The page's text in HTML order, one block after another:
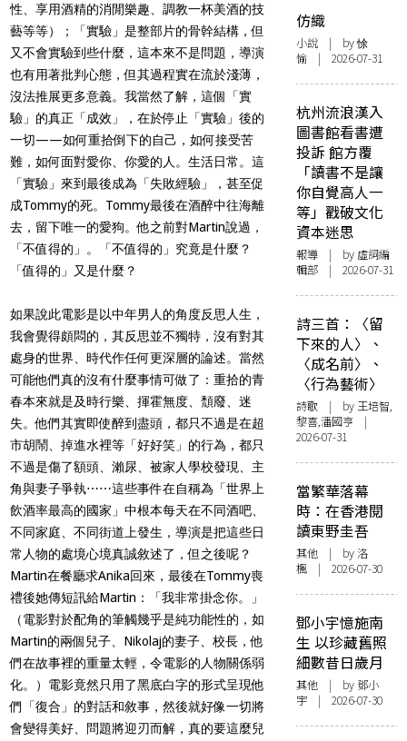
性、享用酒精的消閒樂趣、調教一杯美酒的技
藝等等）；「實驗」是整部片的骨幹結構，但
又不會實驗到些什麼，這本來不是問題，導演
也有用著批判心態，但其過程實在流於淺薄，
沒法推展更多意義。我當然了解，這個「實
驗」的真正「成效」，在於停止「實驗」後的
一切——如何重拾倒下的自己，如何接受苦
難，如何面對愛你、你愛的人。生活日常。這
「實驗」來到最後成為「失敗經驗」，甚至促
成Tommy的死。 Tommy最後在酒醉中往海離
去，留下唯一的愛狗。他之前對Martin說過，
「不值得的」。「不值得的」究竟是什麼？
「值得的」又是什麼？
如果說此電影是以中年男人的角度反思人生，
我會覺得頗悶的，其反思並不獨特，沒有對其
處身的世界、時代作任何更深層的論述。當然
可能他們真的沒有什麼事情可做了：重拾的青
春本來就是及時行樂、揮霍無度、頹廢、迷
失。他們其實即使醉到盡頭，都只不過是在超
市胡鬧、掉進水裡等「好好笑」的行為，都只
不過是傷了額頭、瀨尿、被家人學校發現、主
角與妻子爭執⋯⋯這些事件在自稱為「世界上
飲酒率最高的國家」中根本每天在不同酒吧、
不同家庭、不同街道上發生，導演是把這些日
常人物的處境心境真誠敘述了，但之後呢？
Martin在餐廳求Anika回來，最後在Tommy喪
禮後她傳短訊給Martin ：「我非常掛念你。」
（電影對於配角的筆觸幾乎是純功能性的，如
Martin的兩個兒子、 Nikolaj的妻子、校長，他
們在故事裡的重量太輕，令電影的人物關係弱
化。）電影竟然只用了黑底白字的形式呈現他
們「復合」的對話和敘事，然後就好像一切將
會變得美好、問題將迎刃而解，真的要這麼兒
仿織
小說 | by 悇
愉 | 2026-07-31
杭州流浪漢入
圖書館看書遭
投訴 館方覆
「讀書不是讓
你自覺高人一
等」戳破文化
資本迷思
報導 | by 虛詞編
輯部 | 2026-07-31
詩三首：〈留
下來的人〉、
〈成名前〉、
〈行為藝術〉
詩歌 | by 王培智,
黎喜,潘國亨 |
2026-07-31
當繁華落幕
時：在香港閱
讀東野圭吾
其他 | by洛
楓 | 2026-07-30
鄧小宇憶施南
生 以珍藏舊照
細數昔日歲月
其他 | by 鄧小
宇 | 2026-07-30